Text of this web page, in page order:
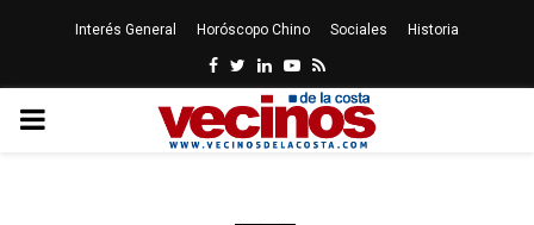
Interés General Horóscopo Chino Sociales Historia
Facebook
Twitter
LinkedinYoutube
Rss
PRIMARY